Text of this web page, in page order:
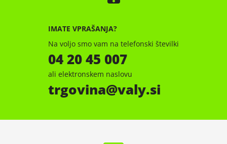
IMATE VPRAŠANJA?
Na voljo smo vam na telefonski številki
04 20 45 007
ali elektronskem naslovu
trgovina valy.si